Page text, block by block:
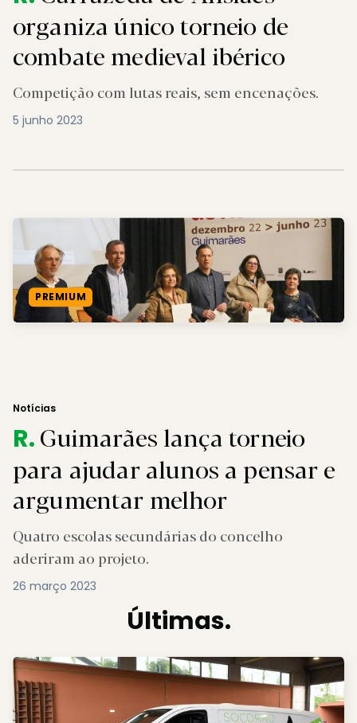
organiza único torneio de
combate medieval ibérico
Competição com lutas reais, sem encenações.
5 junho 2023
PREMIUM
Notícias
R.Guimarães lança torneio
para ajudar alunos a pensar e
argumentar melhor
Quatro escolas secundárias do concelho
aderiram ao projeto.
26 março 2023
Últimas.